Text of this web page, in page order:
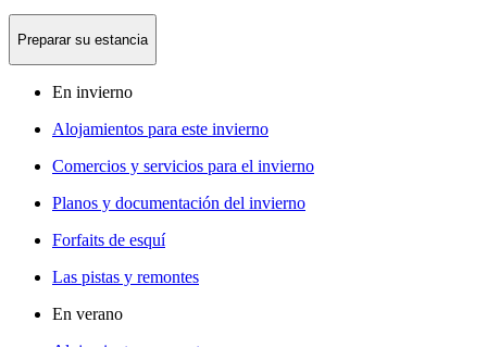
Preparar su estancia
En invierno
Alojamientos para este invierno
Comercios y servicios para el invierno
Planos y documentación del invierno
Forfaits de esquí
Las pistas y remontes
En verano